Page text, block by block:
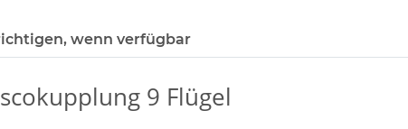
wenn verfügbar
9 Flügel